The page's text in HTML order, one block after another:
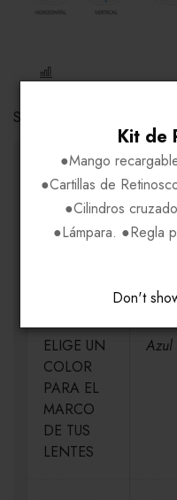
Kit de
●Mango
●Cartillas de
●Cilindros
●Lámpara. ●Regla
Don't
Share Link:
INFORMACIÓN
MEDIDAS
ELIGE UN
COLOR
PARA EL
MARCO
DE TUS
LENTES